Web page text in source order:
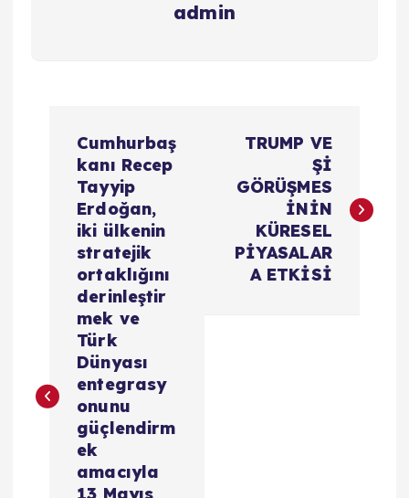
admin
z
Cumhurbaş
kanı Recep
Tayyip
Erdoğan,
iki ülkenin
stratejik
ortaklığını
derinleştir
mek ve
Türk
Dünyası
entegrasy
onunu
güçlendirm
ek
amacıyla
TRUMP VE
Şİ
GÖRÜŞMES
İNİN
KÜRESEL
PİYASALAR
A ETKİSİ